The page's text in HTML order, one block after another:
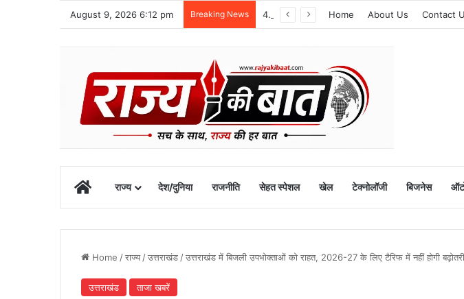
August 9, 2026 6:12 pm Breaking News 48 वर्षीय क्षेत्र पंचायत सदस्य का खीरगंगा किनारे शव मिला Home About Us Contact
Homeराज्य देश/दुनिया राजनीति सेहत स्पेशल खेल टेक्नोलॉजी बिजनेस
Home /राज्य /उत्तराखंड /उत्तराखंड में बिजली उपभोक्ताओं को राहत, 2026-27 के लिए टैरिफ में नहीं होगी बढ़ोतरी
उत्तराखंड ताजा खबरें